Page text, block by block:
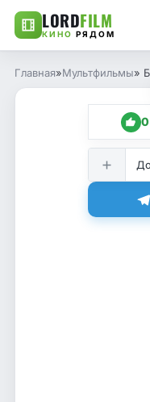
LORDFILM
КИНО РЯДОМ
Главная»Мультфильмы»
0